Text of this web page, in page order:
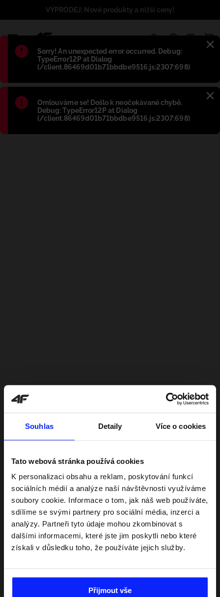
Souhlas Detaily Více o cookies
Tato webová stránka používá cookies
K personalizaci obsahu a reklam, poskytování funkcí
sociálních médií a analýze naší návštěvnosti využíváme
soubory cookie. Informace o tom, jak náš web používáte,
sdílíme se svými partnery pro sociální média, inzerci a
analýzy. Partneři tyto údaje mohou zkombinovat s
dalšími informacemi, které jste jim poskytli nebo které
získali v důsledku toho, že používáte jejich služby.
Přijmout vše
Błąd:
Sorry! An unexpected error occurred. Debug:
TypeError12P at Dialog
(/client.86469d01b71bbdbe9516.js:2307:698)
Błąd:
Omlouváme se! Došlo k neočekávané chybě.
Debug: TypeError12P at Dialog
(/client.86469d01b71bbdbe9516.js:2307:698)
VÝPRODEJ: Nové produkty a nižší ceny!